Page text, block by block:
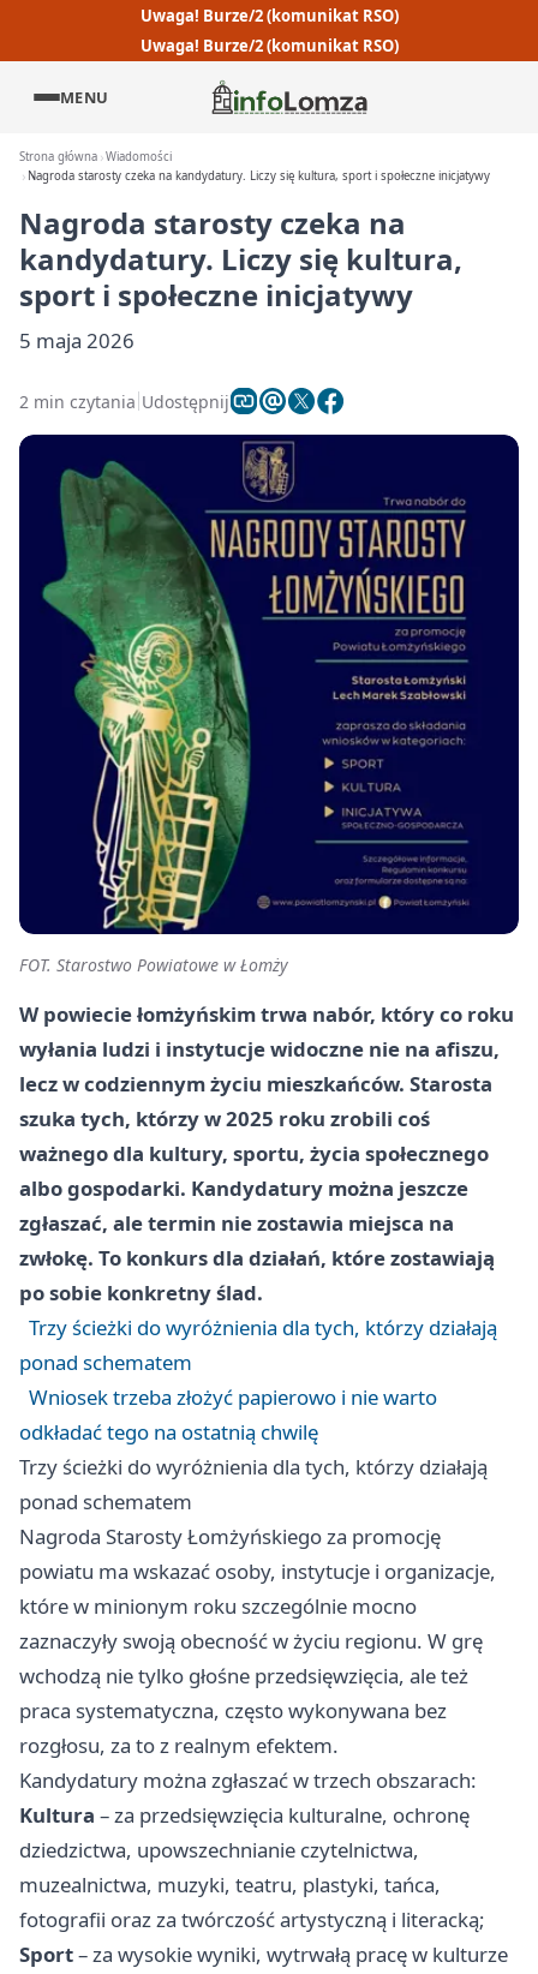
Uwaga! Burze/2 (komunikat RSO)
Uwaga! Burze/2 (komunikat RSO)
MENU
Strona główna Wiadomości
Nagroda starosty czeka na kandydatury. Liczy się kultura, sport i społeczne inicjatywy
Nagroda starosty czeka na
kandydatury. Liczy się kultura,
sport i społeczne inicjatywy
5 maja 2026
2 min czytania Udostępnij
FOT. Starostwo Powiatowe w Łomży
W powiecie łomżyńskim trwa nabór, który co roku
wyłania ludzi i instytucje widoczne nie na afiszu,
lecz w codziennym życiu mieszkańców. Starosta
szuka tych, którzy w 2025 roku zrobili coś
ważnego dla kultury, sportu, życia społecznego
albo gospodarki. Kandydatury można jeszcze
zgłaszać, ale termin nie zostawia miejsca na
zwłokę. To konkurs dla działań, które zostawiają
po sobie konkretny ślad.
Trzy ścieżki do wyróżnienia dla tych, którzy działają
ponad schematem
Wniosek trzeba złożyć papierowo i nie warto
odkładać tego na ostatnią chwilę
Trzy ścieżki do wyróżnienia dla tych, którzy działają
ponad schematem
Nagroda Starosty Łomżyńskiego za promocję
powiatu ma wskazać osoby, instytucje i organizacje,
które w minionym roku szczególnie mocno
zaznaczyły swoją obecność w życiu regionu. W grę
wchodzą nie tylko głośne przedsięwzięcia, ale też
praca systematyczna, często wykonywana bez
rozgłosu, za to z realnym efektem.
Kandydatury można zgłaszać w trzech obszarach:
Kultura – za przedsięwzięcia kulturalne, ochronę
dziedzictwa, upowszechnianie czytelnictwa,
muzealnictwa, muzyki, teatru, plastyki, tańca,
fotografii oraz za twórczość artystyczną i literacką;
Sport– za wysokie wyniki, wytrwałą pracę w kulturze